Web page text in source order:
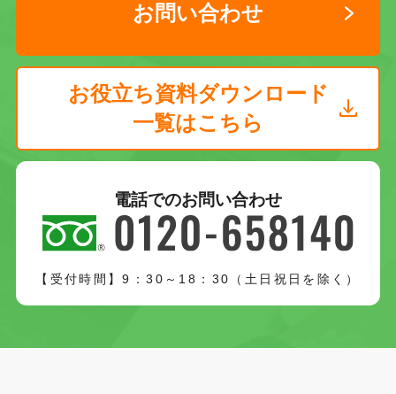
お問い合わせ
お役立ち資料ダウンロード
一覧はこちら
電話でのお問い合わせ
【受付時間】9：30～18：30（土日祝日を除く）